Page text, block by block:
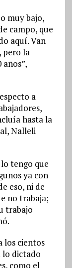
muy bajo,
campo, que
aquí. Van
pero la
a
hasta la
Nalleli
tengo que
ya con
eso, ni de
no trabaja;
trabajo
los cientos
lo dictado
como el